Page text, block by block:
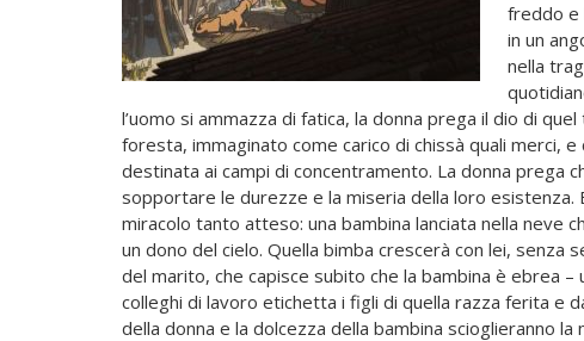
freddo e
in un
nella
l’uomo si ammazza di fatica, la donna prega il dio di
foresta, immaginato come carico di chissà quali merci,
destinata ai campi di concentramento. La donna prega
sopportare le durezze e la miseria della loro esistenza.
miracolo tanto atteso: una bambina lanciata nella neve
un dono del cielo. Quella bimba crescerà con lei,
del marito, che capisce subito che la bambina è ebrea
colleghi di lavoro etichetta i figli di quella razza ferita e
della donna e la dolcezza della bambina scioglieranno